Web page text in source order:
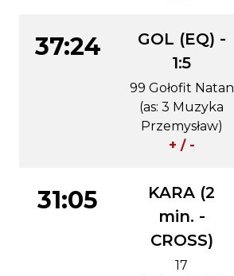
37:24
GOL (EQ) -
1:5
99 Gołofit Natan
(as: 3 Muzyka
Przemysław)
+ / -
31:05
KARA (2
min. -
CROSS)
17